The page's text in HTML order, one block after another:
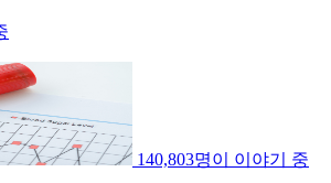
140,803명이 이야기 중